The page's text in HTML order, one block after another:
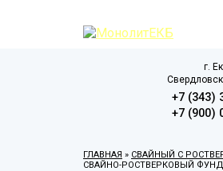
г.
+7 (343)
+7 (900)
ГЛАВНАЯ » СВАЙНЫЙ С
СВАЙНО-РОСТВЕРКОВЫЙ